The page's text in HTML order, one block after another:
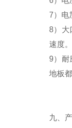
7）电
8）大
速度。
9）耐
地板
九、